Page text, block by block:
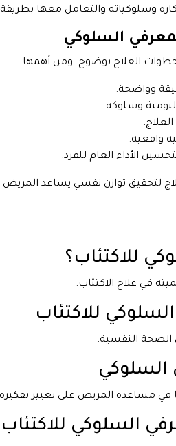
والتعامل معها بطريقة
السلوكي
العلاج بوضوح. ومن أهمها:
وواضحة.
وسلوكه.
واقعية.
الأداء العام للفرد.
لتحقيق توازن نفسي يساعد
في علاج الاكتئاب.
النفسية.
في مساعدة المريض على تغيير